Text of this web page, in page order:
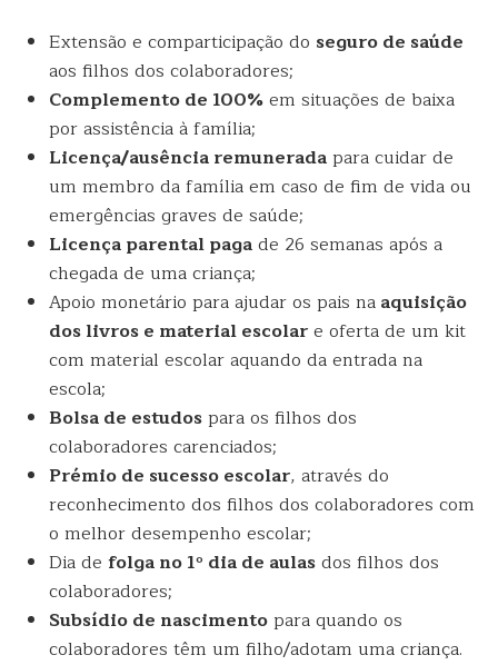
Extensão e comparticipação do seguro de saúde
aos filhos dos colaboradores;
Complemento de 100%em situações de baixa
por assistência à família;
Licença/ausência remuneradapara cuidar de
um membro da família em caso de fim de vida ou
emergências graves de saúde;
Licença parental pagade 26 semanas após a
chegada de uma criança;
Apoio monetário para ajudar os pais naaquisição
dos livros e material escolare oferta de um kit
com material escolar aquando da entrada na
escola;
Bolsa de estudospara os filhos dos
colaboradores carenciados;
Prémio de sucesso escolar, através do
reconhecimento dos filhos dos colaboradores com
o melhor desempenho escolar;
Dia de folga no 1º dia de aulasdos filhos dos
colaboradores;
Subsídio de nascimentopara quando os
colaboradores têm um filho/adotam uma criança.